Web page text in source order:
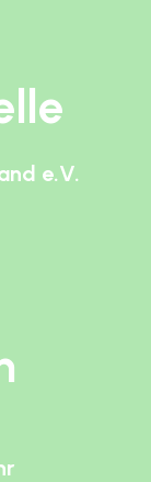
e.V.